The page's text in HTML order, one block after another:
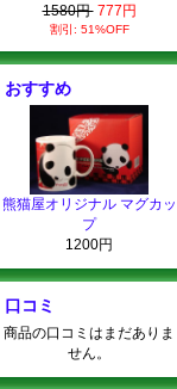
1580円 777円
割引: 51%OFF
おすすめ
熊猫屋オリジナル マグカッ
プ
1200円
口コミ
商品の口コミはまだありま
せん。